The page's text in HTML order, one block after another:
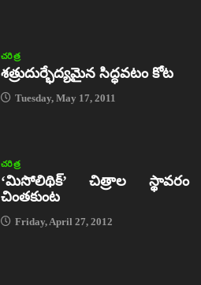
చరిత్ర
శత్రుదుర్భేద్యమైన సిద్ధవటం కోట
Tuesday, May 17, 2011
చరిత్ర
‘మిసోలిథిక్‌’ చిత్రాల స్థావరం
చింతకుంట
Friday, April 27, 2012